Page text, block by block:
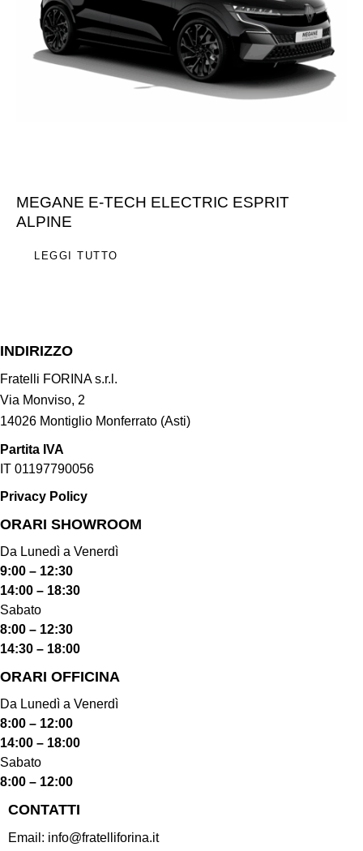
MEGANE E-TECH ELECTRIC ESPRIT
ALPINE
LEGGI TUTTO
INDIRIZZO
Fratelli FORINA s.r.l.
Via Monviso, 2
14026 Montiglio Monferrato (Asti)
Partita IVA
IT 01197790056
Privacy Policy
ORARI SHOWROOM​
Da Lunedì a Venerdì
9:00 – 12:30
14:00 – 18:30
Sabato
8:00 – 12:30
14:30 – 18:00
ORARI OFFICINA
Da Lunedì a Venerdì
8:00 – 12:00
14:00 – 18:00
Sabato
8:00 – 12:00
CONTATTI
Email: info@fratelliforina.it